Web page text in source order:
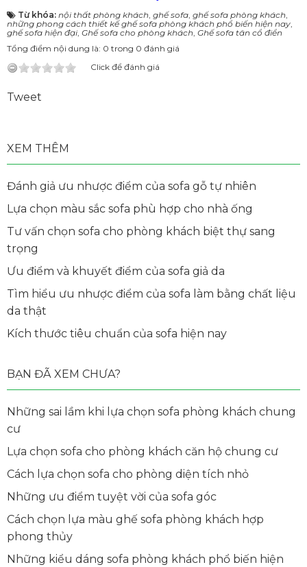
Từ khóa: nội thất phòng khách, ghế sofa, ghế sofa phòng khách,
những phong cách thiết kế ghế sofa phòng khách phổ biến hiện nay,
ghế sofa hiện đại, Ghế sofa cho phòng khách, Ghế sofa tân cổ điển
Tổng điểm nội dung là: 0 trong 0 đánh giá
Click để đánh giá
Tweet
XEM THÊM
Đánh giả ưu nhược điểm của sofa gỗ tự nhiên
Lựa chọn màu sắc sofa phù hợp cho nhà ống
Tư vấn chọn sofa cho phòng khách biệt thự sang
trọng
Ưu điểm và khuyết điểm của sofa giả da
Tìm hiểu ưu nhược điểm của sofa làm bằng chất liệu
da thật
Kích thước tiêu chuẩn của sofa hiện nay
BẠN ĐÃ XEM CHƯA?
Những sai lầm khi lựa chọn sofa phòng khách chung
cư
Lựa chọn sofa cho phòng khách căn hộ chung cư
Cách lựa chọn sofa cho phòng diện tích nhỏ
Những ưu điểm tuyệt vời của sofa góc
Cách chọn lựa màu ghế sofa phòng khách hợp
phong thủy
Những kiểu dáng sofa phòng khách phổ biến hiện